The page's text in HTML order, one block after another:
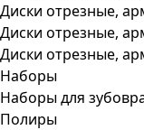
Диски отрезные,
Диски отрезные,
Диски отрезные,
Наборы
Наборы для
Полиры